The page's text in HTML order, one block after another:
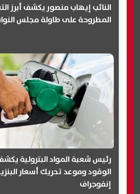
النائب إيهاب منصور يكشف أبرز
المطروحة على طاولة مجلس
رئيس شعبة المواد البترولية
الوقود وموعد تحريك أسعار
إنفوجراف